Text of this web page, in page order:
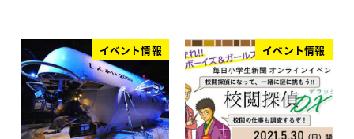
イベント情報 イベント情報